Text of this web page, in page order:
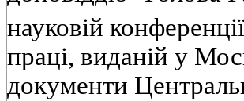
науковiй
працi, виданiй у
документи